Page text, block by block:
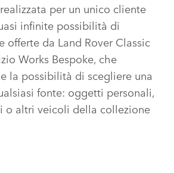
per un unico cliente
infinite possibilità di
offerte da Land Rover Classic
Works Bespoke, che
la possibilità di scegliere una
fonte: oggetti personali,
o altri veicoli della collezione